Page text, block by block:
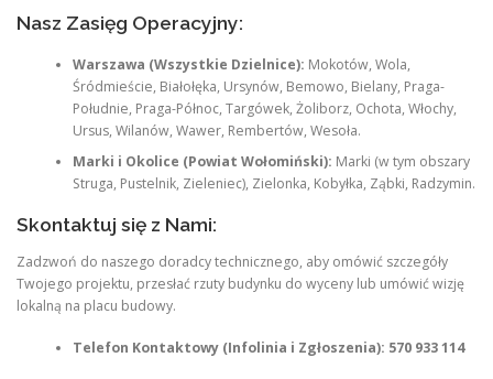
Nasz Zasięg Operacyjny:
Warszawa (Wszystkie Dzielnice): Mokotów, Wola,
Śródmieście, Białołęka, Ursynów, Bemowo, Bielany, Praga-
Południe, Praga-Północ, Targówek, Żoliborz, Ochota, Włochy,
Ursus, Wilanów, Wawer, Rembertów, Wesoła.
Marki i Okolice (Powiat Wołomiński): Marki (w tym obszary
Struga, Pustelnik, Zieleniec), Zielonka, Kobyłka, Ząbki, Radzymin.
Skontaktuj się z Nami:
Zadzwoń do naszego doradcy technicznego, aby omówić szczegóły
Twojego projektu, przesłać rzuty budynku do wyceny lub umówić wizję
lokalną na placu budowy.
Telefon Kontaktowy (Infolinia i Zgłoszenia): 570 933 114